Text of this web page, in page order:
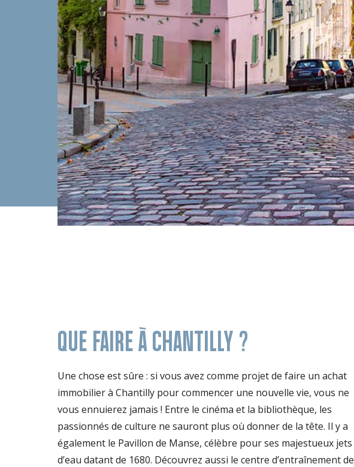
QUE FAIRE À CHANTILLY ?
Une chose est sûre : si vous avez comme projet de faire un achat
immobilier à Chantilly pour commencer une nouvelle vie, vous ne
vous ennuierez jamais ! Entre le cinéma et la bibliothèque, les
passionnés de culture ne sauront plus où donner de la tête. Il y a
également le Pavillon de Manse, célèbre pour ses majestueux jets
d’eau datant de 1680. Découvrez aussi le centre d’entraînement de